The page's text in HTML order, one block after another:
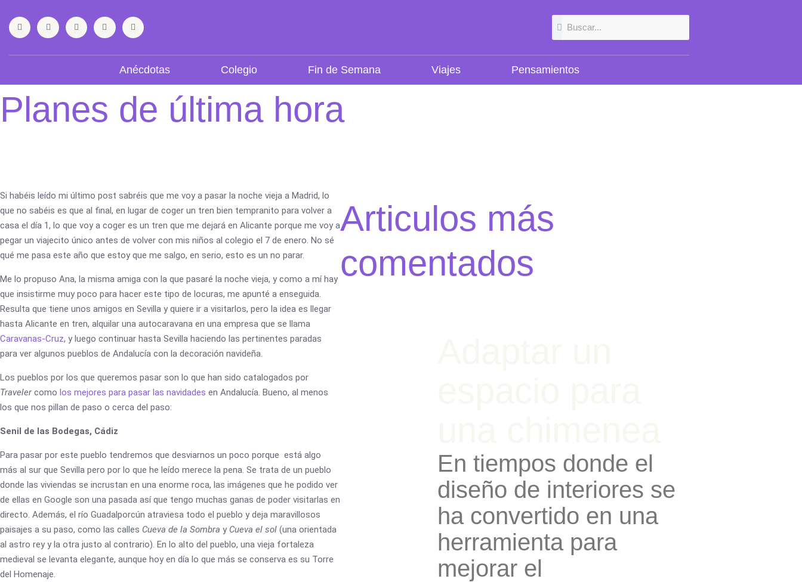
contenido
F
a
c
b
T
w
i
t
Y
o
u
u
I
n
s
a
m
L
i
n
e
i
Buscar
Buscar
Anécdotas Colegio Fin de Semana Viajes Pensamientos
Planes de última hora
Si habéis leído mi último post sabréis que me voy a pasar la noche vieja a Madrid, lo
que no sabéis es que al final, en lugar de coger un tren bien tempranito para volver a
casa el día 1, lo que voy a coger es un tren que me dejará en Alicante porque me voy a
pegar un viajecito único antes de volver con mis niños al colegio el 7 de enero. No sé
qué me pasa este año que estoy que me salgo, en serio, esto es un no parar.
Me lo propuso Ana, la misma amiga con la que pasaré la noche vieja, y como a mí hay
que insistirme muy poco para hacer este tipo de locuras, me apunté a enseguida.
Resulta que tiene unos amigos en Sevilla y quiere ir a visitarlos, pero la idea es llegar
hasta Alicante en tren, alquilar una autocaravana en una empresa que se llama
Caravanas-Cruz, y luego continuar hasta Sevilla haciendo las pertinentes paradas
para ver algunos pueblos de Andalucía con la decoración navideña.
Los pueblos por los que queremos pasar son lo que han sido catalogados por
Travelercomo los mejores para pasar las navidades en Andalucía. Bueno, al menos
los que nos pillan de paso o cerca del paso:
Senil de las Bodegas, Cádiz
Para pasar por este pueblo tendremos que desviarnos un poco porque está algo
más al sur que Sevilla pero por lo que he leído merece la pena. Se trata de un pueblo
donde las viviendas se incrustan en una enorme roca, las imágenes que he podido ver
de ellas en Google son una pasada así que tengo muchas ganas de poder visitarlas en
directo. Además, el río Guadalporcún atraviesa todo el pueblo y deja maravillosos
paisajes a su paso, como las calles Cueva de la Sombra y Cueva el sol (una orientada
al astro rey y la otra justo al contrario). En lo alto del pueblo, una vieja fortaleza
medieval se levanta elegante, aunque hoy en día lo que más se conserva es su Torre
del Homenaje.
Articulos más
comentados
En tiempos donde el
diseño de interiores se
ha convertido en una
herramienta para
mejorar el